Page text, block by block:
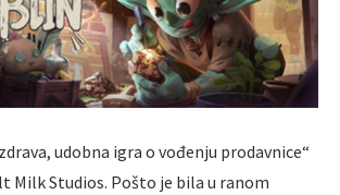
udobna igra o vođenju prodavnice“
Milk Studios. Pošto je bila u ranom